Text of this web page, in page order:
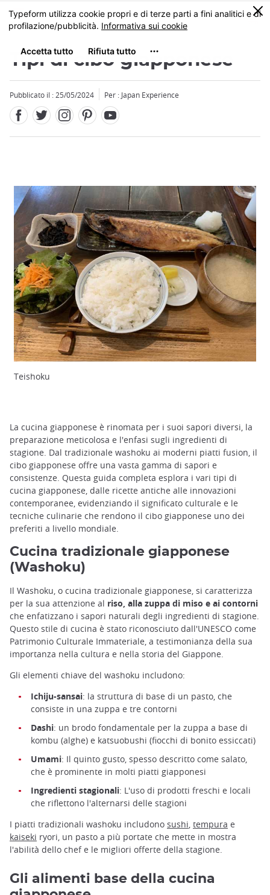
Skip
to
content
MENU
0
Tipi di cibo giapponese
Pubblicato il : 25/05/2024 Per : Japan Experience
Teishoku
La cucina giapponese è rinomata per i suoi sapori diversi, la
preparazione meticolosa e l'enfasi sugli ingredienti di
stagione. Dal tradizionale washoku ai moderni piatti fusion, il
cibo giapponese offre una vasta gamma di sapori e
consistenze. Questa guida completa esplora i vari tipi di
cucina giapponese, dalle ricette antiche alle innovazioni
contemporanee, evidenziando il significato culturale e le
tecniche culinarie che rendono il cibo giapponese uno dei
preferiti a livello mondiale.
Cucina tradizionale giapponese
(Washoku)
Il Washoku, o cucina tradizionale giapponese, si caratterizza
per la sua attenzione al riso, alla zuppa di miso e ai contorni
che enfatizzano i sapori naturali degli ingredienti di stagione.
Questo stile di cucina è stato riconosciuto dall'UNESCO come
Patrimonio Culturale Immateriale, a testimonianza della sua
importanza nella cultura e nella storia del Giappone.
Gli elementi chiave del washoku includono:
Ichiju-sansai: la struttura di base di un pasto, che
consiste in una zuppa e tre contorni
Dashi: un brodo fondamentale per la zuppa a base di
kombu (alghe) e katsuobushi (fiocchi di bonito essiccati)
Umami: Il quinto gusto, spesso descritto come salato,
che è prominente in molti piatti giapponesi
Ingredienti stagionali: L'uso di prodotti freschi e locali
che riflettono l'alternarsi delle stagioni
I piatti tradizionali washoku includono sushi, tempura e
kaiseki ryori, un pasto a più portate che mette in mostra
l'abilità dello chef e le migliori offerte della stagione.
Gli alimenti base della cucina